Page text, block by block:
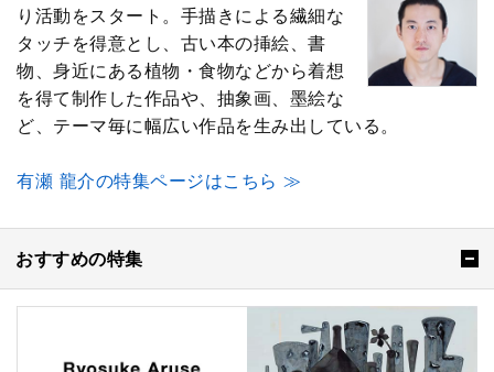
り活動をスタート。手描きによる繊細な
タッチを得意とし、古い本の挿絵、書
物、身近にある植物・食物などから着想
を得て制作した作品や、抽象画、墨絵な
ど、テーマ毎に幅広い作品を生み出している。
有瀬 龍介の特集ページはこちら ≫
おすすめの特集